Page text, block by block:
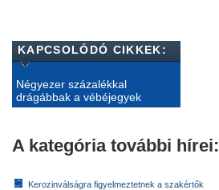
KAPCSOLÓDÓ CIKKEK:
Négyezer százalékkal
drágábbak a vébéjegyek
A kategória további hírei:
Kerozinválságra figyelmeztetnek a szakértők